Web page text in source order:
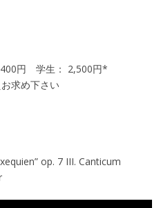
円 学生： 2,500円*
求め下さい
op. 7 III. Canticum